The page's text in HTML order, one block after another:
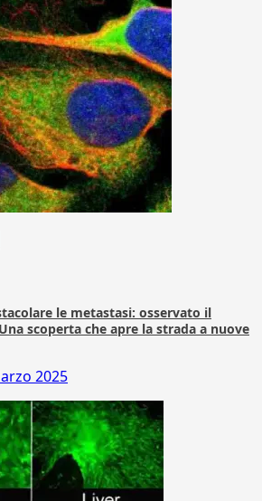
le metastasi: osservato il
scoperta che apre la strada a nuove
2025